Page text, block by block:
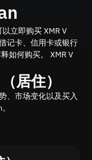
立即购买 XMR V
记卡、信用卡或银行
如何购买。 XMR V
居住）
、市场变化以及买入